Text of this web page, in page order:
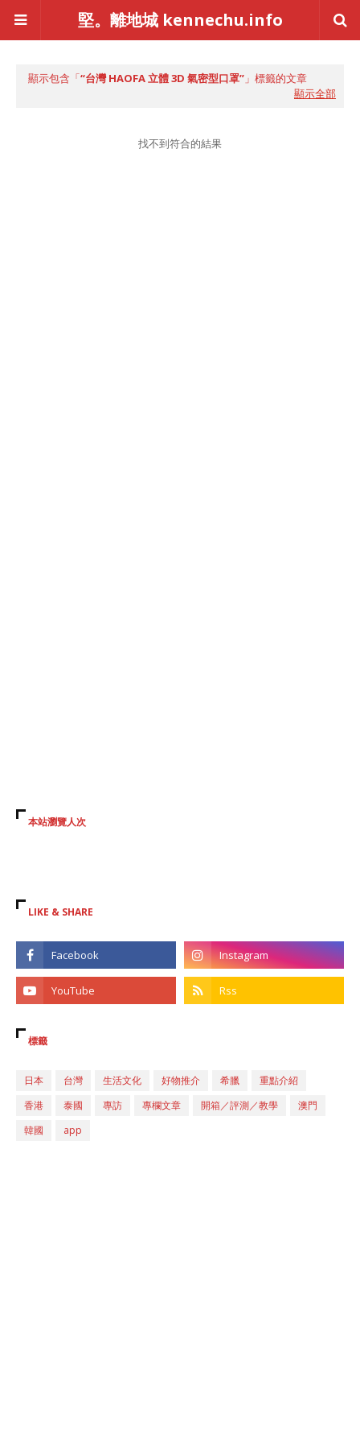
堅。離地城 kennechu.info
顯示包含「 台灣 HAOFA 立體 3D 氣密型口罩 」標籤的文章
顯示全部
找不到符合的結果
本站瀏覽人次
LIKE & SHARE
標籤
日本 台灣 生活文化 好物推介 希臘
重點介紹
香港
泰國 專訪 專欄文章 開箱／評測／教學
澳門
韓國
app